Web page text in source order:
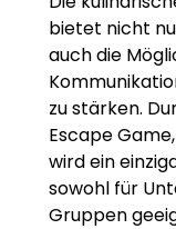
bietet nicht
auch die
zu stärken.
Escape
wird ein
sowohl für
Gruppen